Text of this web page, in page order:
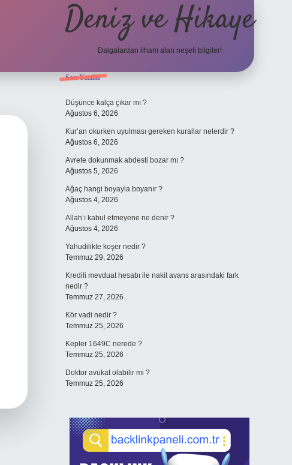
Deniz ve Hikaye
Dalgalardan ilham alan neşeli bilgiler!
Sidebar
Son Yazılar
Düşünce kalça çıkar mı ?
Ağustos 6, 2026
Kur’an okurken uyulması gereken kurallar nelerdir ?
Ağustos 6, 2026
Avrete dokunmak abdesti bozar mı ?
Ağustos 5, 2026
Ağaç hangi boyayla boyanır ?
Ağustos 4, 2026
Allah’ı kabul etmeyene ne denir ?
Ağustos 4, 2026
Yahudilikte koşer nedir ?
Temmuz 29, 2026
Kredili mevduat hesabı ile nakit avans arasındaki fark
nedir ?
Temmuz 27, 2026
Kör vadi nedir ?
Temmuz 25, 2026
Kepler 1649C nerede ?
Temmuz 25, 2026
Doktor avukat olabilir mi ?
Temmuz 25, 2026
ilbet yeni giriş